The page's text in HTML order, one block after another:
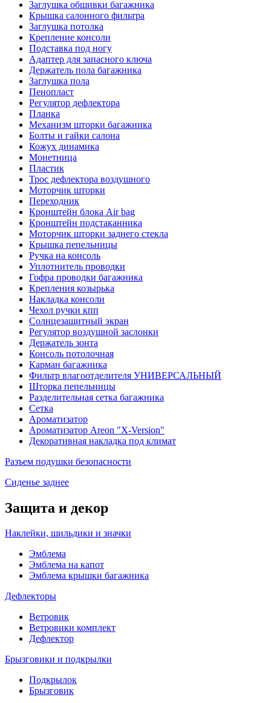
Заглушка обшивки багажника
Крышка салонного фильтра
Заглушка потолка
Крепление консоли
Подставка под ногу
Адаптер для запасного ключа
Держатель пола багажника
Заглушка пола
Пенопласт
Регулятор дефлектора
Планка
Механизм шторки багажника
Болты и гайки салона
Кожух динамика
Монетница
Пластик
Трос дефлектора воздушного
Моторчик шторки
Переходник
Кронштейн блока Air bag
Кронштейн подстаканника
Моторчик шторки заднего стекла
Крышка пепельницы
Ручка на консоль
Уплотнитель проводки
Гофра проводки багажника
Крепления козырька
Накладка консоли
Чехол ручки кпп
Солнцезащитный экран
Регулятор воздушной заслонки
Держатель зонта
Консоль потолочная
Карман багажника
Фильтр влагоотделителя УНИВЕРСАЛЬНЫЙ
Шторка пепельницы
Разделительная сетка багажника
Сетка
Ароматизатор
Ароматизатор Areon "X-Version"
Декоративная накладка под климат
Разъем подушки безопасности
Сиденье заднее
Защита и декор
Наклейки, шильдики и значки
Эмблема
Эмблема на капот
Эмблема крышки багажника
Дефлекторы
Ветровик
Ветровики комплект
Дефлектор
Брызговики и подкрылки
Подкрылок
Брызговик